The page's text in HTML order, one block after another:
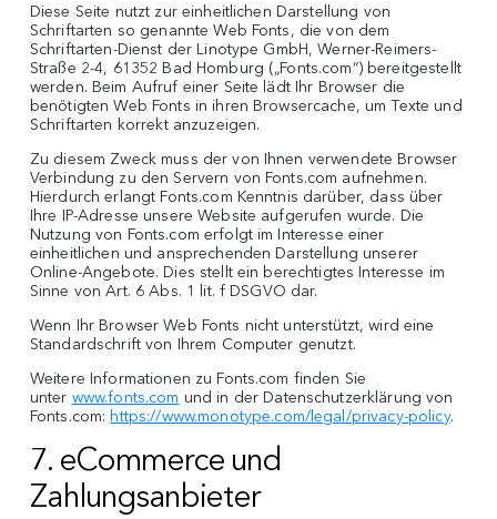
Diese Seite nutzt zur einheitlichen Darstellung von
Schriftarten so genannte Web Fonts, die von dem
Schriftarten-Dienst der Linotype GmbH, Werner-Reimers-
Straße 2-4, 61352 Bad Homburg („Fonts.com“) bereitgestellt
werden. Beim Aufruf einer Seite lädt Ihr Browser die
benötigten Web Fonts in ihren Browsercache, um Texte und
Schriftarten korrekt anzuzeigen.
Zu diesem Zweck muss der von Ihnen verwendete Browser
Verbindung zu den Servern von Fonts.com aufnehmen.
Hierdurch erlangt Fonts.com Kenntnis darüber, dass über
Ihre IP-Adresse unsere Website aufgerufen wurde. Die
Nutzung von Fonts.com erfolgt im Interesse einer
einheitlichen und ansprechenden Darstellung unserer
Online-Angebote. Dies stellt ein berechtigtes Interesse im
Sinne von Art. 6 Abs. 1 lit. f DSGVO dar.
Wenn Ihr Browser Web Fonts nicht unterstützt, wird eine
Standardschrift von Ihrem Computer genutzt.
Weitere Informationen zu Fonts.com finden Sie
unter www.fonts.com und in der Datenschutzerklärung von
Fonts.com: https://www.monotype.com/legal/privacy-policy.
7. eCommerce und
Zahlungsanbieter